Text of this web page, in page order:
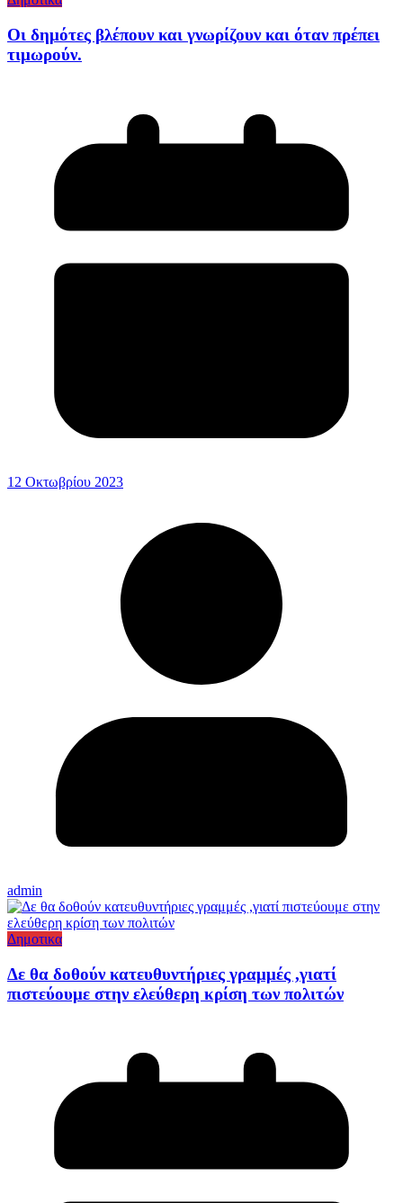
Οι δημότες βλέπουν και γνωρίζουν και όταν πρέπει
τιμωρούν.
12 Οκτωβρίου 2023
admin
Δημοτικα
Δε θα δοθούν κατευθυντήριες γραμμές ,γιατί
πιστεύουμε στην ελεύθερη κρίση των πολιτών